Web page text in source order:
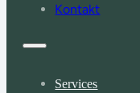
Kontakt
Services